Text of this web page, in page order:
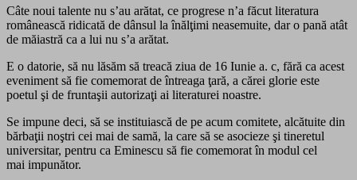
Câte noui talente nu s’au arătat, ce progrese n’a făcut literatura
românească ridicată de dânsul la înălţimi neasemuite, dar o pană atât
de măiastră ca a lui nu s’a arătat.
E o datorie, să nu lăsăm să treacă ziua de 16 Iunie a. c, fără ca acest
eveniment să fie comemorat de întreaga ţară, a cărei glorie este
poetul şi de fruntaşii autorizaţi ai literaturei noastre.
Se impune deci, să se instituiască de pe acum comitete, alcătuite din
bărbaţii noştri cei mai de samă, la care să se asocieze şi tineretul
universitar, pentru ca Eminescu să fie comemorat în modul cel
mai impunător.